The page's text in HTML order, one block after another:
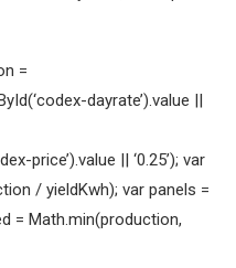
=
dayrate’).value ||
price’).value || ‘0.25’); var
/ yieldKwh); var panels =
= Math.min(production,